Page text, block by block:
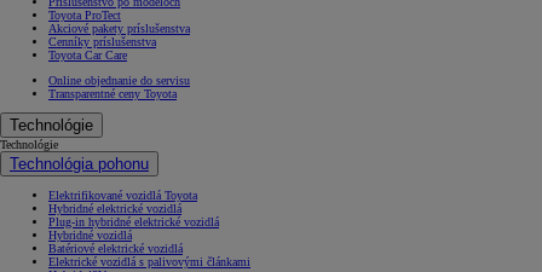
Toyota ProTect
Akciové pakety príslušenstva
Cenníky príslušenstva
Toyota Car Care
Online objednanie do servisu
Transparentné ceny Toyota
Technológie
Technológie
Technológia pohonu
Elektrifikované vozidlá Toyota
Hybridné elektrické vozidlá
Plug-in hybridné elektrické vozidlá
Hybridné vozidlá
Batériové elektrické vozidlá
Elektrické vozidlá s palivovými článkami